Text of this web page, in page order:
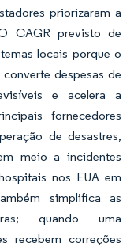
priorizaram a
CAGR previsto de
locais porque o
despesas de
e acelera a
fornecedores
de desastres,
meio a incidentes
nos EUA em
simplifica as
quando uma
recebem correções